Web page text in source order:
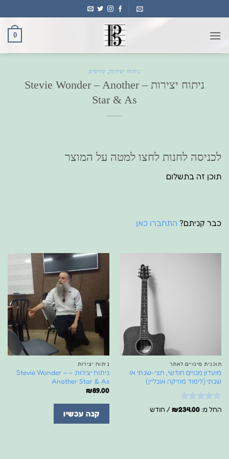
to
content
0
ניתוח יצירות קורסים
ניתוח יצירות – Stevie Wonder – Another
Star & As
לכניסה לחנות לחצו למטה על המוצר
תוכן זה בתשלום
כבר קניתם? התחברו כאן
תוכנית מינויים לאתר
מועדון מנויים חודשי, חצי-שנתי או
שנתי (לימוד מוזיקה אונליין)
דורג5מתוךהחל מ: ₪234.00 / חודש
ניתוח יצירות
ניתוח יצירות – Stevie Wonder –
Another Star & As
₪89.00
קנה עכשיו